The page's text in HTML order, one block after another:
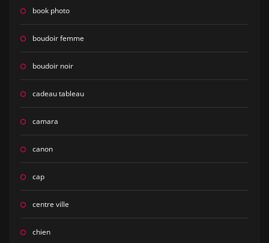
book photo
boudoir femme
boudoir noir
cadeau tableau
camara
canon
cap
centre ville
chien